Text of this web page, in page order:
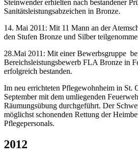
Steinwender erhielten nach bestandener
Sanitätsleistungsabzeichen in Bronze.
14. Mai 2011: Mit 11 Mann an der
den Stufen Bronze und Silber
28.Mai 2011: Mit einer Bewerbsgruppe
Bereichsleistungsbewerb FLA Bronze in
erfolgreich bestanden.
Im neu errichteten Pflegewohnheim in St.
September mit dem umliegenden
Räumungsübung durchgeführt. Der
möglichst schonenden Rettung der
Pflegepersonals.
2012